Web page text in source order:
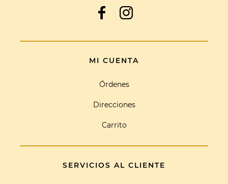
MI CUENTA
Órdenes
Direcciones
Carrito
SERVICIOS AL CLIENTE